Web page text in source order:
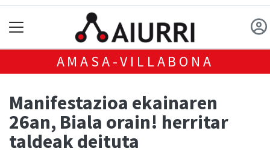
AMASA-VILLABONA
Manifestazioa ekainaren
26an, Biala orain! herritar
taldeak deituta